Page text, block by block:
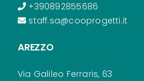
+390892855686
staff.sa@cooprogetti.it
AREZZO
Via Galileo Ferraris, 63